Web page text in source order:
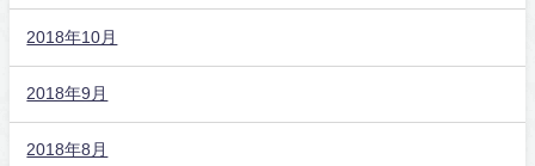
2018年10月
2018年9月
2018年8月